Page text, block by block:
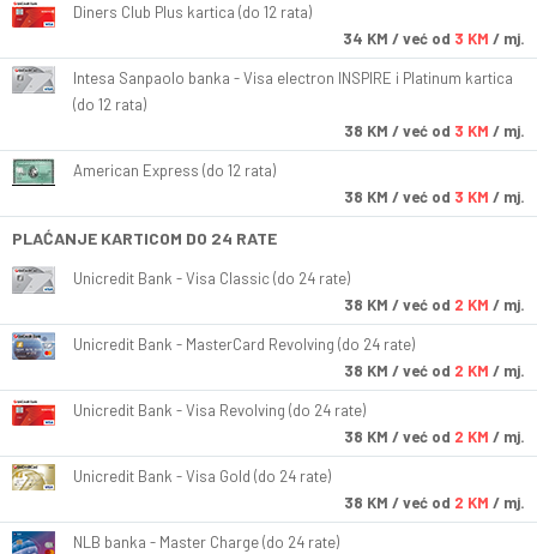
Diners Club Plus kartica (do 12 rata)
34 KM / već od 3 KM / mj.
Intesa Sanpaolo banka - Visa electron INSPIRE i Platinum kartica
(do 12 rata)
38 KM / već od 3 KM / mj.
American Express (do 12 rata)
38 KM / već od 3 KM / mj.
PLAĆANJE KARTICOM DO 24 RATE
Unicredit Bank - Visa Classic (do 24 rate)
38 KM / već od 2 KM / mj.
Unicredit Bank - MasterCard Revolving (do 24 rate)
38 KM / već od 2 KM / mj.
Unicredit Bank - Visa Revolving (do 24 rate)
38 KM / već od 2 KM / mj.
Unicredit Bank - Visa Gold (do 24 rate)
38 KM / već od 2 KM / mj.
NLB banka - Master Charge (do 24 rate)